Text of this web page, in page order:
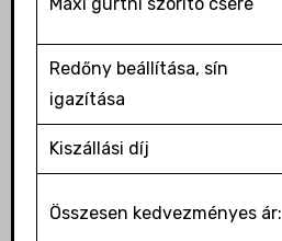
Maxi gurtni szorító csere
Redőny beállítása, sín
igazítása
Kiszállási díj
Összesen kedvezményes ár: